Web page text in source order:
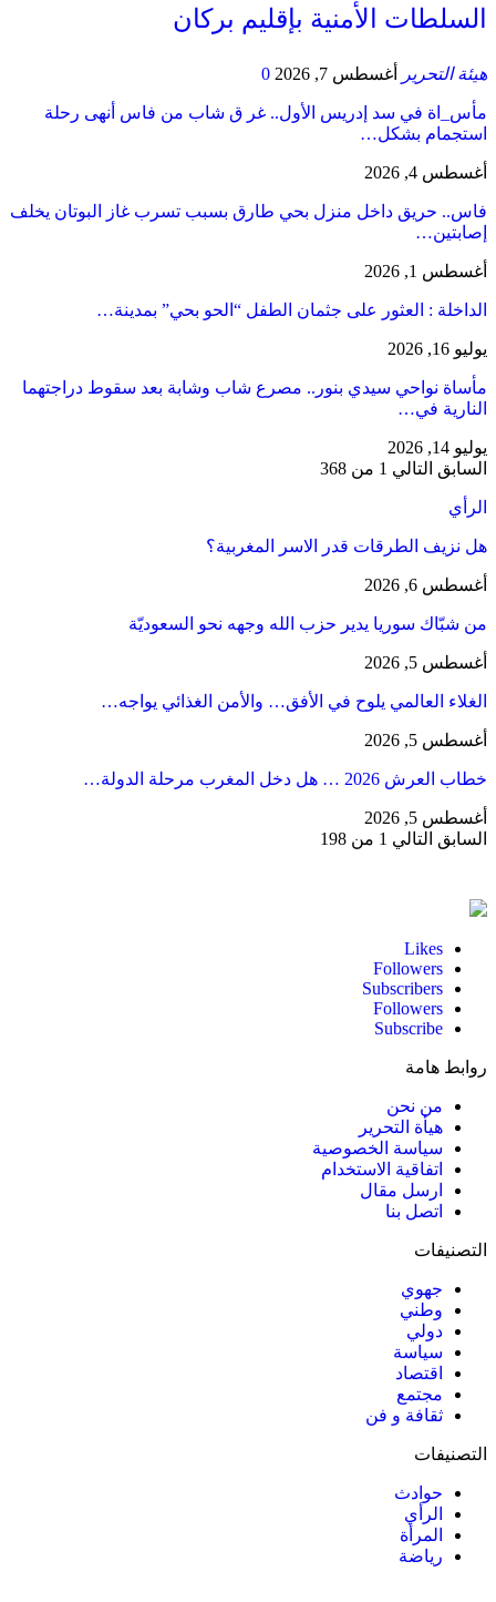
السلطات الأمنية بإقليم بركان
هيئة التحرير أغسطس 7, 2026 0
مأس_اة في سد إدريس الأول.. غر ق شاب من فاس أنهى رحلة
استجمام بشكل…
أغسطس 4, 2026
فاس.. حريق داخل منزل بحي طارق بسبب تسرب غاز البوتان يخلف
إصابتين…
أغسطس 1, 2026
​الداخلة : العثور على جثمان الطفل “الحو بحي” بمدينة…
يوليو 16, 2026
مأساة نواحي سيدي بنور.. مصرع شاب وشابة بعد سقوط دراجتهما
النارية في…
يوليو 14, 2026
السابق التالي 1 من 368
الرأي
هل نزيف الطرقات قدر الاسر المغربية؟
أغسطس 6, 2026
من شبّاك سوريا يدير حزب الله وجهه نحو السعوديّة
أغسطس 5, 2026
الغلاء العالمي يلوح في الأفق… والأمن الغذائي يواجه…
أغسطس 5, 2026
خطاب العرش 2026 … هل دخل المغرب مرحلة الدولة…
أغسطس 5, 2026
السابق التالي 1 من 198
Likes
Followers
Subscribers
Followers
Subscribe
روابط هامة
من نحن
هيأة التحرير
سياسة الخصوصية
اتفاقية الاستخدام
ارسل مقال
اتصل بنا
التصنيفات
جهوي
وطني
دولي
سياسة
اقتصاد
مجتمع
ثقافة و فن
التصنيفات
حوادث
الرأي
المرأة
رياضة